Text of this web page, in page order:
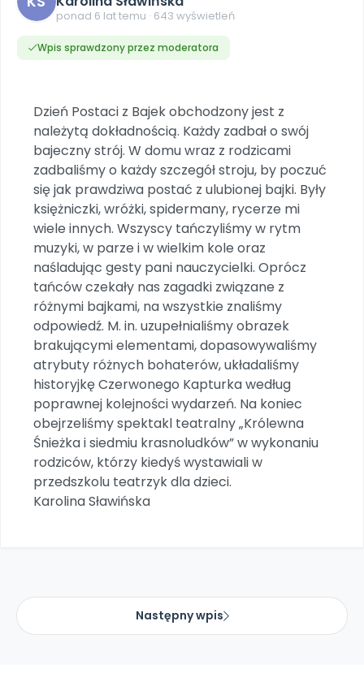
Scenariusze i artykuły
Materiały z miesięcznika
Plany tygodniowe
Praca wychowawcza
Bliżejprzedszkolne zestawy
Zestawy do pobrania
Wybierz prezent
Przy zamówieniu prenumeraty
Zaplanuj rok przedszkolny
Materiały na nowy rok
Archiwalne numery
Pomoc
Miesięczniki
Aktualne oraz archiwalne numery
Wszystko dla przedszkoli
Zamówienia hurtowe
NA SKRÓTY
Letnia wyprzedaż
Promocje w sklepie
Nowości
Zapowiedzi
Polecamy
Promocje
Szkolenia w Twojej placówce
Konferencje
Spotkania na dużą skalę
Kompleksowe programy szkoleniowe
POLECAMY
Akademia Muzyki i Ruchu
Szkolenia muzyczne
E-wydania miesięcznika
Ebooki
Strona WWW dla przedszkola
Gotowa w mniej niż 10 min • 14 dni bez opłat
Pakiet bliżej MAX
Dookoła Polski
Poznajemy regiony
Literkowo
Nauka liter i głosek
Sprintem do maratonu
Ruch i motywacja
Bliżej Pieska
Pomoc zwierzętom
Książka (dla) Przedszkolaka
Promowanie czytelnictwa
Wygrywaj nagrody
Facebook
Instagram
Zobacz nas na Instagramie
TikTok
Zobacz nas na TikToku
YouTube
Filmy edukacyjne
ponad 6 lat temu · 643 wyświetleń
Wpis sprawdzony przez moderatora
Dzień Postaci z Bajek obchodzony jest z
należytą dokładnością. Każdy zadbał o swój
bajeczny strój. W domu wraz z rodzicami
zadbaliśmy o każdy szczegół stroju, by poczuć
się jak prawdziwa postać z ulubionej bajki. Były
księżniczki, wróżki, spidermany, rycerze mi
wiele innych. Wszyscy tańczyliśmy w rytm
muzyki, w parze i w wielkim kole oraz
naśladując gesty pani nauczycielki. Oprócz
tańców czekały nas zagadki związane z
różnymi bajkami, na wszystkie znaliśmy
odpowiedź. M. in. uzupełnialiśmy obrazek
brakującymi elementami, dopasowywaliśmy
atrybuty różnych bohaterów, układaliśmy
historyjkę Czerwonego Kapturka według
poprawnej kolejności wydarzeń. Na koniec
obejrzeliśmy spektakl teatralny „Królewna
Śnieżka i siedmiu krasnoludków” w wykonaniu
rodziców, którzy kiedyś wystawiali w
przedszkolu teatrzyk dla dzieci.
Karolina Sławińska
Następny wpis